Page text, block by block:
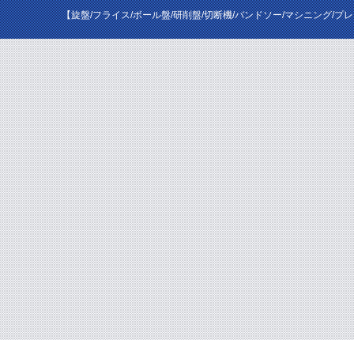
【旋盤/フライス/ボール盤/研削盤/切断機/バンドソー/マシニング/プ